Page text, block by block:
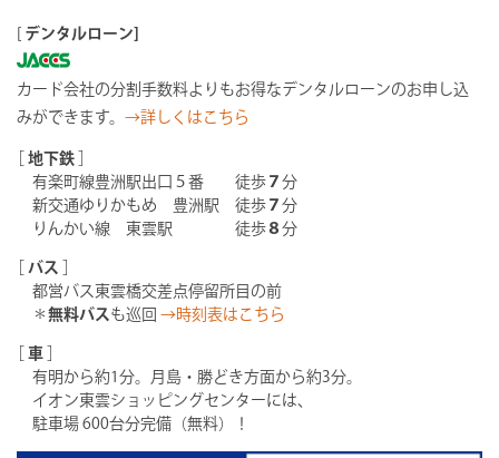
デンタルローン]
カード会社の分割手数料よりもお得なデンタルローンのお申し込
みができます。 →詳しくはこちら
地下鉄
有楽町線豊洲駅出口５番 徒歩 ７ 分
新交通ゆりかもめ 豊洲駅 徒歩 ７ 分
りんかい線 東雲駅 徒歩 ８ 分
バス
都営バス東雲橋交差点停留所目の前
＊ 無料バス も巡回 →時刻表はこちら
車
有明から約1分。月島・勝どき方面から約3分。
イオン東雲ショッピングセンターには、
駐車場 600台分完備（無料）！